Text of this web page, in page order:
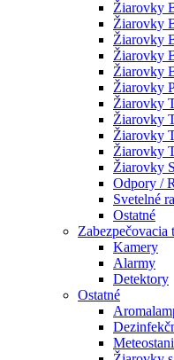
Žiarovky
Žiarovky
Žiarovky
Žiarovky
Žiarovky
Žiarovky
Žiarovky
Žiarovky
Žiarovky
Žiarovky
Žiarovky
Odpory /
Svetelné
Ostatné
Zabezpečovacia
Kamery
Alarmy
Detektory
Ostatné